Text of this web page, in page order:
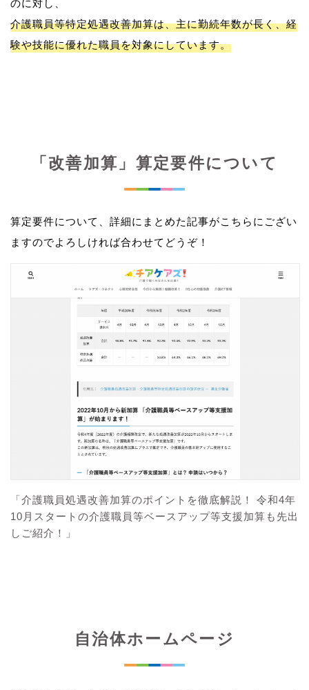
介護職員等特定処遇改善加算は、主に勤続年数が長く、経
験や技能に優れた職員を対象にしています。
「改善加算」算定要件について
算定要件について、詳細にまとめた記事がこちらにござい
ますのでよろしければ合わせてどうぞ！
「介護職員処遇改善加算のポイントを徹底解説！ 令和4年
10月スタートの介護職員等ベースアップ等支援加算も先出
しご紹介！」
自治体ホームページ